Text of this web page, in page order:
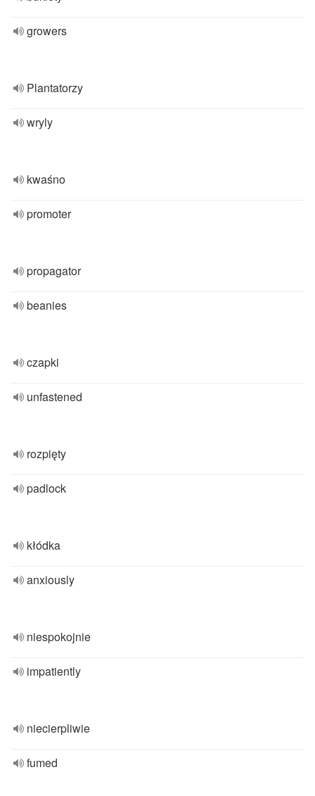
growers
Plantatorzy
wryly
kwaśno
promoter
propagator
beanies
czapki
unfastened
rozpięty
padlock
kłódka
anxiously
niespokojnie
impatiently
niecierpliwie
fumed